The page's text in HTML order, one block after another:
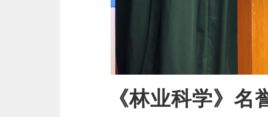
《林业科学》